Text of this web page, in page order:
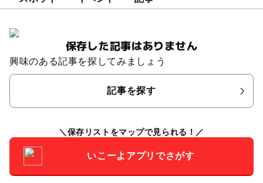
保存した記事はありません
興味のある記事を探してみましょう
記事を探す
保存リストをマップで見られる！
いこーよアプリでさがす